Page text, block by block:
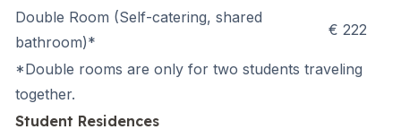
Double Room (Self-catering, shared
bathroom)*
€ 222
*Double rooms are only for two students traveling
together.
Student Residences